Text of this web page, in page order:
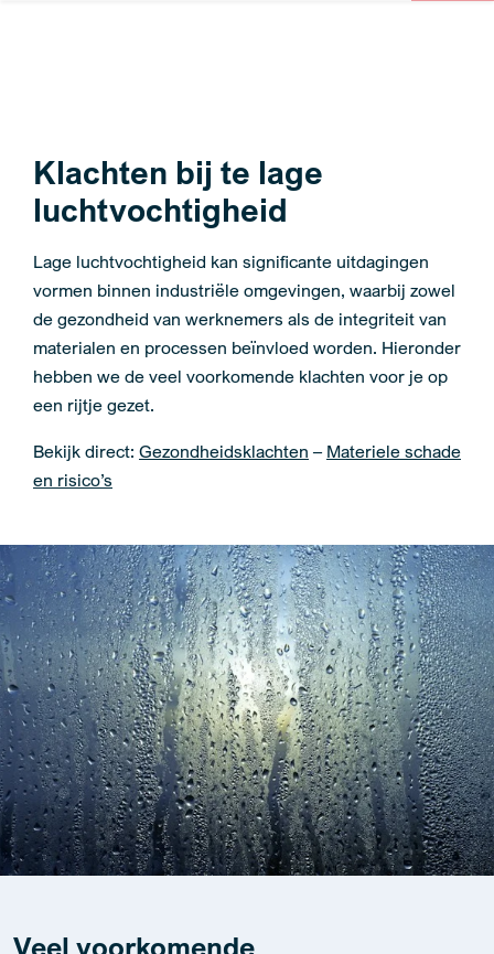
Klachten bij te lage
luchtvochtigheid
Lage luchtvochtigheid kan significante uitdagingen
vormen binnen industriële omgevingen, waarbij zowel
de gezondheid van werknemers als de integriteit van
materialen en processen beïnvloed worden. Hieronder
hebben we de veel voorkomende klachten voor je op
een rijtje gezet.
Bekijk direct: Gezondheidsklachten – Materiele schade
en risico’s
Veel voorkomende